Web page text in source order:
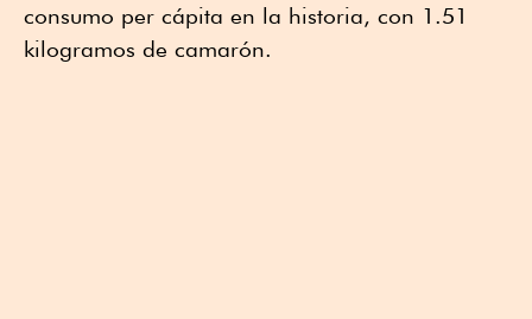
consumo per cápita en la historia, con 1.51
kilogramos de camarón.